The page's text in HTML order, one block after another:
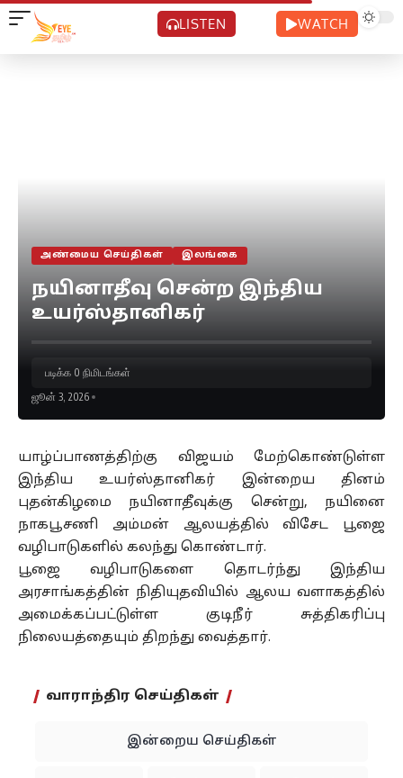
LISTEN WATCH
அண்மைய செய்திகள் இலங்கை
நயினாதீவு சென்ற இந்திய
உயர்ஸ்தானிகர்
ஜூன் 3, 2026
படிக்க 0 நிமிடங்கள்
யாழ்ப்பாணத்திற்கு விஜயம் மேற்கொண்டுள்ள
இந்திய உயர்ஸ்தானிகர் இன்றைய தினம்
புதன்கிழமை நயினாதீவுக்கு சென்று, நயினை
நாகபூசணி அம்மன் ஆலயத்தில் விசேட பூஜை
வழிபாடுகளில் கலந்து கொண்டார்.
பூஜை வழிபாடுகளை தொடர்ந்து இந்திய
அரசாங்கத்தின் நிதியுதவியில் ஆலய வளாகத்தில்
அமைக்கப்பட்டுள்ள குடிநீர் சுத்திகரிப்பு
நிலையத்தையும் திறந்து வைத்தார்.
வாராந்திர செய்திகள்
இன்றைய செய்திகள்